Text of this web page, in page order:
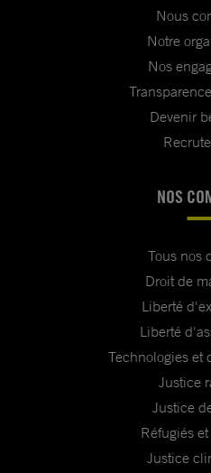
Nous
Notre
Nos
Devenir
NOS
Tous nos
Droit de
Liberté
Liberté
Technologies et
Justice
Justice
Réfugiés
Justice